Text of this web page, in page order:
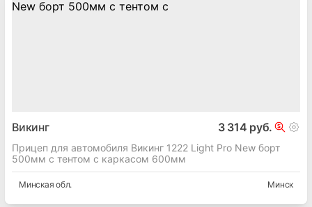
Викинг 3 314 руб.
Прицеп для автомобиля Викинг 1222 Light Pro New борт
500мм с тентом с каркасом 600мм
Минская обл. Минск